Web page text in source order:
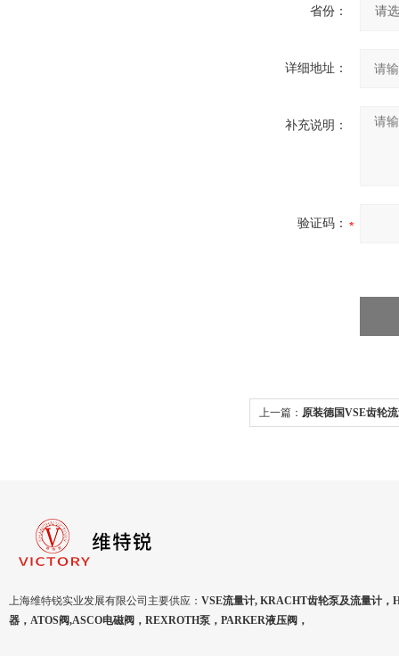
省份：
详细地址：
补充说明：
验证码：
上一篇： 原装德国VSE齿轮
上海维特锐实业发展有限公司主要供应： VSE流量计, KRACHT齿轮泵及流量计，
器，ATOS阀,ASCO电磁阀，REXROTH泵，PARKER液压阀，